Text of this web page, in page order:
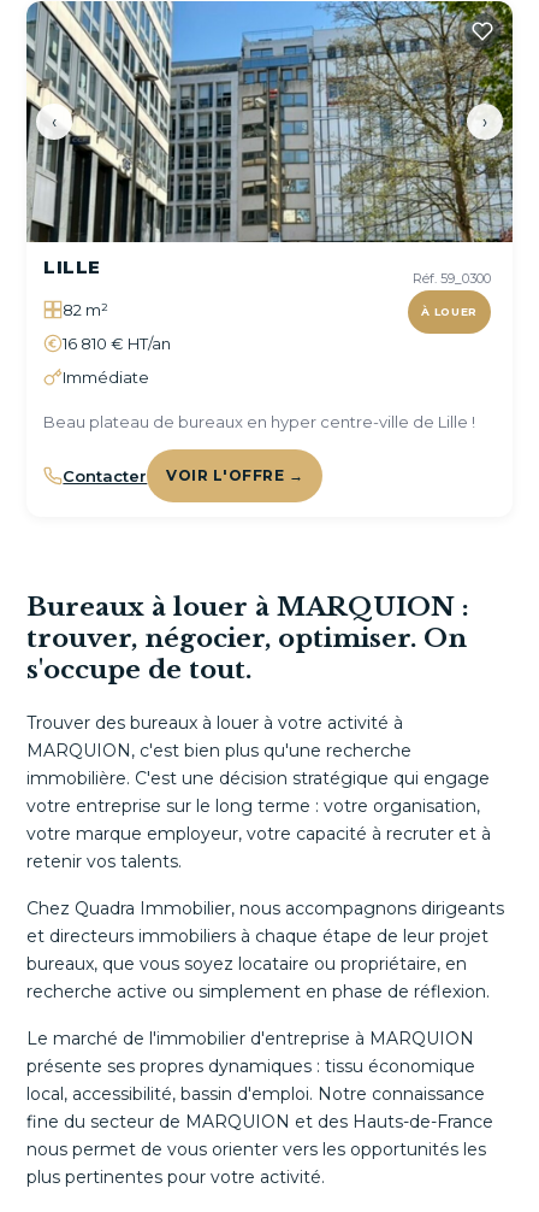
‹ ›
Réf. 59_0300
À LOUER
LILLE
82 m²
16 810 € HT/an
Immédiate
Beau plateau de bureaux en hyper centre-ville de Lille !
Contacter VOIR L'OFFRE →
Bureaux à louer à MARQUION :
trouver, négocier, optimiser. On
s'occupe de tout.
Trouver des bureaux à louer à votre activité à
MARQUION, c'est bien plus qu'une recherche
immobilière. C'est une décision stratégique qui engage
votre entreprise sur le long terme : votre organisation,
votre marque employeur, votre capacité à recruter et à
retenir vos talents.
Chez Quadra Immobilier, nous accompagnons dirigeants
et directeurs immobiliers à chaque étape de leur projet
bureaux, que vous soyez locataire ou propriétaire, en
recherche active ou simplement en phase de réflexion.
Le marché de l'immobilier d'entreprise à MARQUION
présente ses propres dynamiques : tissu économique
local, accessibilité, bassin d'emploi. Notre connaissance
fine du secteur de MARQUION et des Hauts-de-France
nous permet de vous orienter vers les opportunités les
plus pertinentes pour votre activité.